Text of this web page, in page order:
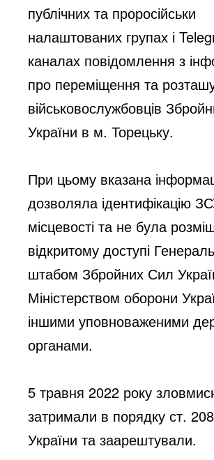
публічних та проросійськи
налаштованих групах і
каналах повідомлення з
про переміщення та
військовослужбовців
України в м. Торецьку.
При цьому вказана
дозволяла ідентифікацію
місцевості та не була
відкритому доступі
штабом Збройних Сил
Міністерством оборони
іншими уповноваженими
органами.
5 травня 2022 року
затримали в порядку ст.
України та заарештували.